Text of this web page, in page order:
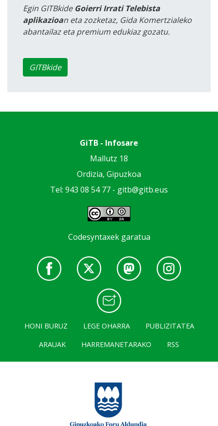
Egin GITBkide Goierri Irrati Telebista
aplikazioan eta zozketaz, Gida Komertzialeko
abantailaz eta premium edukiaz gozatu.
GITBkide
GiTB - Infosare
Mallutz 18
Ordizia, Gipuzkoa
Tel: 943 08 54 77 - gitb@gitb.eus
Codesyntaxek garatua
HONI BURUZ LEGE OHARRA
PUBLIZITATEA
ARAUAK
HARREMANETARAKO RSS